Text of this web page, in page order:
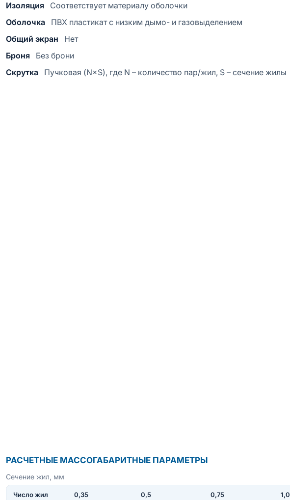
Изоляция
Соответствует материалу оболочки
Оболочка
ПВХ пластикат с низким дымо- и газовыделением
Общий экран
Нет
Броня
Без брони
Скрутка
Пучковая (N×S), где N – количество пар/жил, S – сечение жилы
РАСЧЕТНЫЕ МАССОГАБАРИТНЫЕ ПАРАМЕТРЫ
Сечение жил, мм
Число жил 0,35 0,5 0,75 1,0